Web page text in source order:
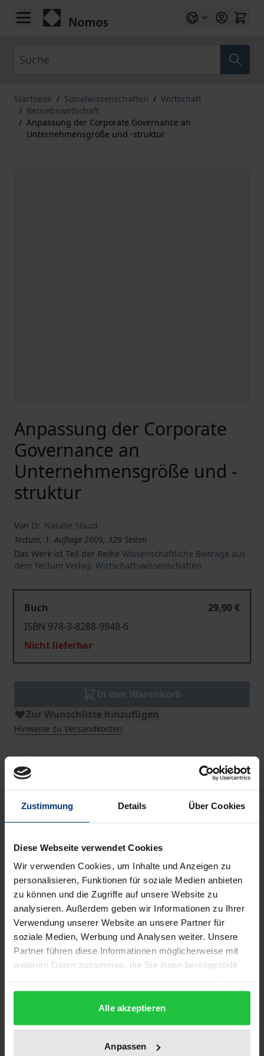
Zustimmung Details Über Cookies
Diese Webseite verwendet Cookies
Wir verwenden Cookies, um Inhalte und Anzeigen zu
personalisieren, Funktionen für soziale Medien anbieten
zu können und die Zugriffe auf unsere Website zu
analysieren. Außerdem geben wir Informationen zu Ihrer
Verwendung unserer Website an unsere Partner für
soziale Medien, Werbung und Analysen weiter. Unsere
Partner führen diese Informationen möglicherweise mit
weiteren Daten zusammen, die Sie ihnen bereitgestellt
gesammelt haben.
Alle akzeptieren
Anpassen
Zum Inhalt springen
Startseite / Sozialwissenschaften / Wirtschaft
/ Betriebswirtschaft
/ Anpassung der Corporate Governance an
Unternehmensgröße und -struktur
Anpassung der Corporate
Governance an
Unternehmensgröße und -
struktur
Von Dr. Natalie Staud
Tectum, 1. Auflage 2009, 329 Seiten
Das Werk ist Teil der Reihe Wissenschaftliche Beiträge aus
dem Tectum Verlag: Wirtschaftswissenschaften
Buch
29,90 €
ISBN 978-3-8288-9848-6
Nicht lieferbar
Zur Wunschliste hinzufügen
Hinweise zu Versandkosten
Beschreibung
In Deutschland sind rund 99 % der Unternehmen
bisher wenig Beachtung geschenkt. Stattdessen
liegt der Fokus betriebswirtschaftlicher und
wirtschaftspolitischer Diskussionen zur
Organisation, Leitung und Kontrolle von
Unternehmen auf großen Aktiengesellschaften.
Aber auch bei mittleren und kleinen Unternehmen
Informationsverteilung zwischen den Stakeholdern
auftreten. Dies gilt insbesondere für
geschäftsführende und nicht-geschäftsführende